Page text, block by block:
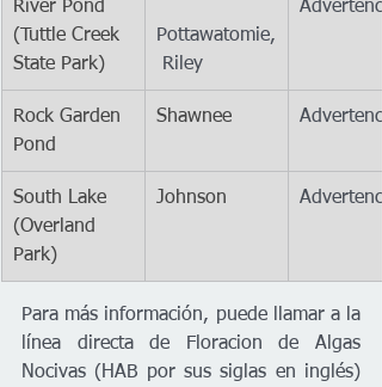
River Pond
(Tuttle Creek
State Park)
Pottawatomie,
Riley
Rock Garden
Pond
Shawnee
South Lake
(Overland
Park)
Johnson
Para más información, puede llamar a la
línea directa de Floracion de Algas
Nocivas (HAB por sus siglas en inglés)